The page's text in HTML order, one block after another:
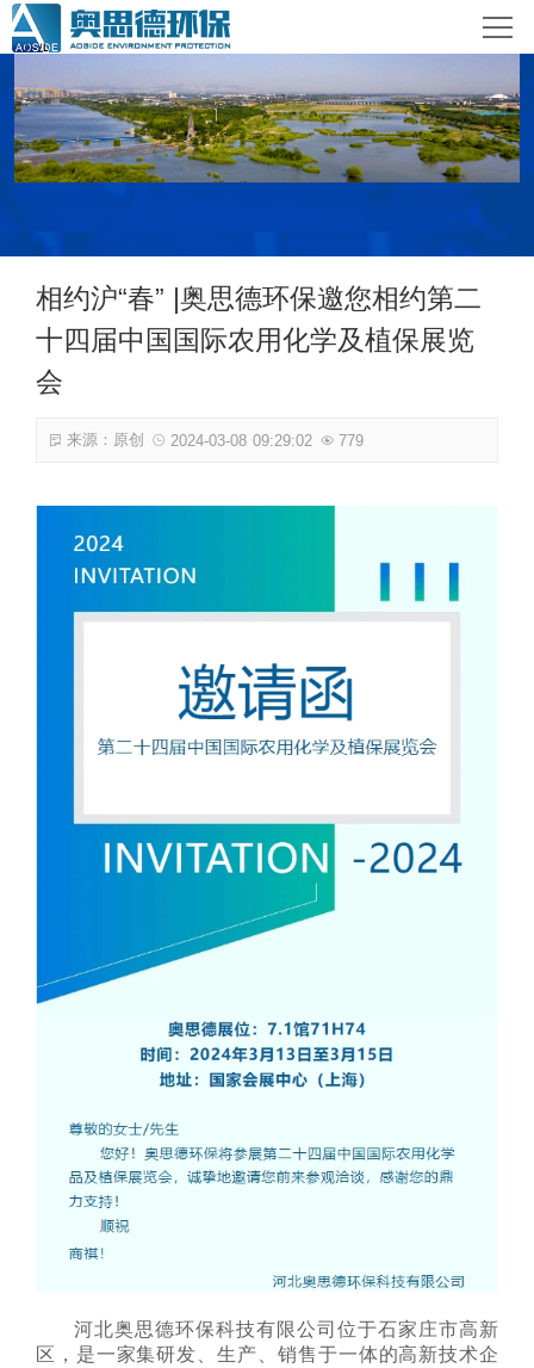
网站首页
关于奥思德
产品介绍
新闻资讯
联系我们
相约沪“春” |奥思德环保邀您相约第二
十四届中国国际农用化学及植保展览
会
来源：原创 2024-03-08 09:29:02 779
河北奥思德环保科技有限公司位于石家庄市高新
区，是一家集研发、生产、销售于一体的高新技术企